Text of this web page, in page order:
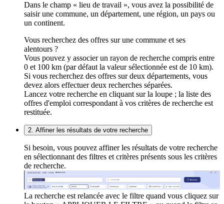
Dans le champ « lieu de travail », vous avez la possibilité de
saisir une commune, un département, une région, un pays ou
un continent.
Vous recherchez des offres sur une commune et ses
alentours ?
Vous pouvez y associer un rayon de recherche compris entre
0 et 100 km (par défaut la valeur sélectionnée est de 10 km).
Si vous recherchez des offres sur deux départements, vous
devez alors effectuer deux recherches séparées.
Lancez votre recherche en cliquant sur la loupe ; la liste des
offres d'emploi correspondant à vos critères de recherche est
restituée.
2. Affiner les résultats de votre recherche
Si besoin, vous pouvez affiner les résultats de votre recherche
en sélectionnant des filtres et critères présents sous les critères
de recherche.
La recherche est relancée avec le filtre quand vous cliquez sur